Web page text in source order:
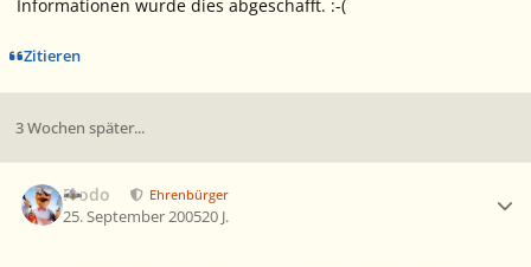
Informationen wurde dies abgeschafft. :-(
Zitieren
3 Wochen später...
Frodo Ehrenbürger
25. September 200520 J.